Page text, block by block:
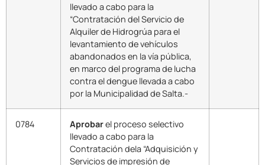
llevado a cabo para la
“Contratación del Servicio de
Alquiler de Hidrogrúa para el
levantamiento de vehículos
abandonados en la vía pública,
en marco del programa de lucha
contra el dengue llevada a cabo
por la Municipalidad de Salta.-
0784 Aprobarel proceso selectivo
llevado a cabo para la
Contratación dela “Adquisición y
Servicios de impresión de